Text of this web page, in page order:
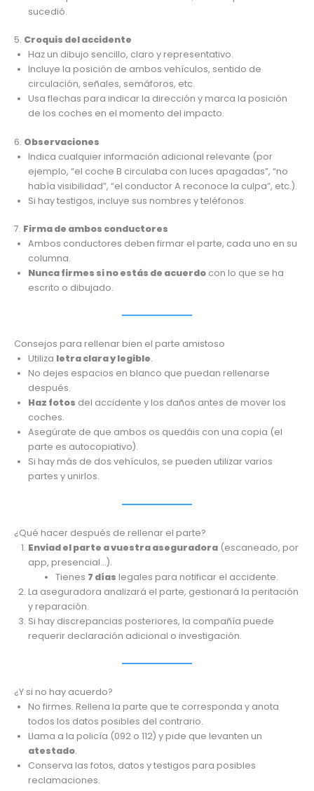
sucedió.
5. Croquis del accidente
Haz un dibujo sencillo, claro y representativo.
Incluye la posición de ambos vehículos, sentido de
circulación, señales, semáforos, etc.
Usa flechas para indicar la dirección y marca la posición
de los coches en el momento del impacto.
6. Observaciones
Indica cualquier información adicional relevante (por
ejemplo, “el coche B circulaba con luces apagadas”, “no
había visibilidad”, “el conductor A reconoce la culpa”, etc.).
Si hay testigos, incluye sus nombres y teléfonos.
7. Firma de ambos conductores
Ambos conductores deben firmar el parte, cada uno en su
columna.
Nunca firmes si no estás de acuerdo con lo que se ha
escrito o dibujado.
Consejos para rellenar bien el parte amistoso
Utiliza letra clara y legible.
No dejes espacios en blanco que puedan rellenarse
después.
Haz fotos del accidente y los daños antes de mover los
coches.
Asegúrate de que ambos os quedáis con una copia (el
parte es autocopiativo).
Si hay más de dos vehículos, se pueden utilizar varios
partes y unirlos.
¿Qué hacer después de rellenar el parte?
Enviad el parte a vuestra aseguradora (escaneado, por
app, presencial…).
Tienes 7 días legales para notificar el accidente.
La aseguradora analizará el parte, gestionará la peritación
y reparación.
Si hay discrepancias posteriores, la compañía puede
requerir declaración adicional o investigación.
¿Y si no hay acuerdo?
No firmes. Rellena la parte que te corresponda y anota
todos los datos posibles del contrario.
Llama a la policía (092 o 112) y pide que levanten un
atestado.
Conserva las fotos, datos y testigos para posibles
reclamaciones.